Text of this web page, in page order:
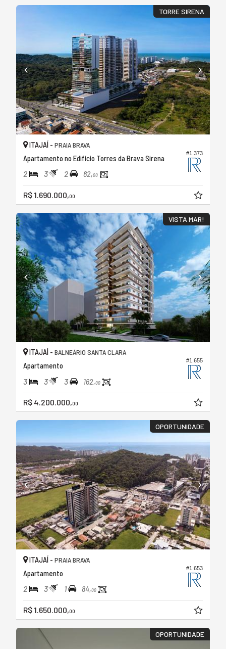
TORRE SIRENA
#1.373
ITAJAÍ - PRAIA BRAVA
Apartamento no Edifício Torres da Brava Sirena
2 3 2 82,00
R$ 1.690.000,00
VISTA MAR!
#1.655
ITAJAÍ - BALNEÁRIO SANTA CLARA
Apartamento
3 3 3 162,00
R$ 4.200.000,00
OPORTUNIDADE
#1.653
ITAJAÍ - PRAIA BRAVA
Apartamento
2 3 1 84,00
R$ 1.650.000,00
OPORTUNIDADE